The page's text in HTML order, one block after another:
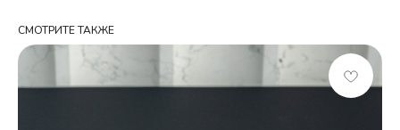
СМОТРИТЕ ТАКЖЕ